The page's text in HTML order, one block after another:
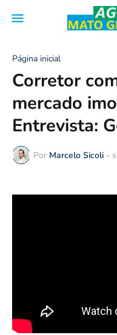
Página inicial
Corretor
mercado
Entrevista:
Por Marcelo Sicoli -